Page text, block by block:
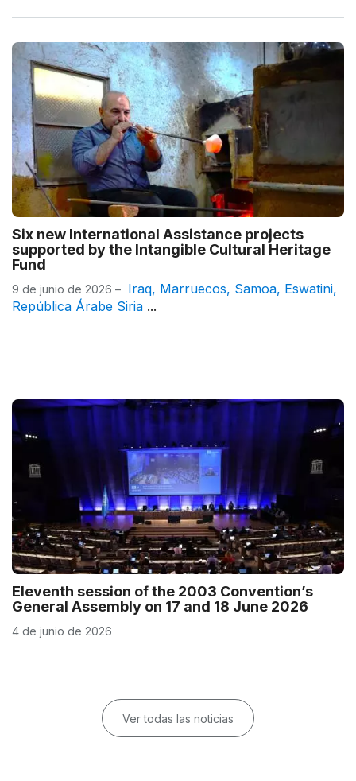
Six new International Assistance projects
supported by the Intangible Cultural Heritage
Fund
9 de junio de 2026 – Iraq, Marruecos, Samoa, Eswatini,
República Árabe Siria ...
Eleventh session of the 2003 Convention’s
General Assembly on 17 and 18 June 2026
4 de junio de 2026
Ver todas las noticias